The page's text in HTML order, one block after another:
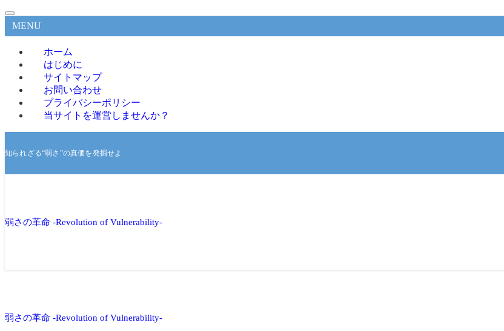
MENU
ホーム
はじめに
サイトマップ
お問い合わせ
プライバシーポリシー
当サイトを運営しませんか？
知られざる“弱さ”の真価を発掘せよ
弱さの革命 -Revolution of Vulnerability-
弱さの革命 -Revolution of Vulnerability-